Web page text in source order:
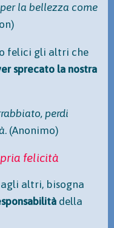
la bellezza come
felici gli altri che
sprecato la nostra
perdi
. (Anonimo)
felicità
altri, bisogna
della